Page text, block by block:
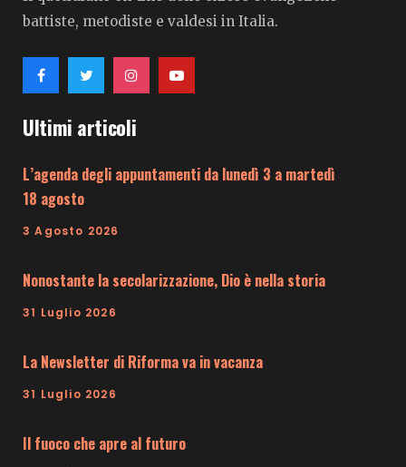
battiste, metodiste e valdesi in Italia.
Ultimi articoli
L’agenda degli appuntamenti da lunedì 3 a martedì
18 agosto
3 Agosto 2026
Nonostante la secolarizzazione, Dio è nella storia
31 Luglio 2026
La Newsletter di Riforma va in vacanza
31 Luglio 2026
Il fuoco che apre al futuro